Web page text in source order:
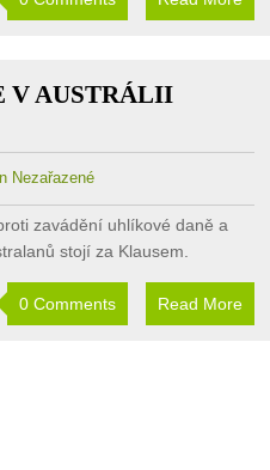
V AUSTRÁLII
Nezařazené
zavádění uhlíkové daně a
stojí za Klausem.
0 Comments Read More